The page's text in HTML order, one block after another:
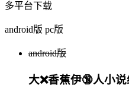
多平台下载
android版 pc版
android版
大❌香蕉伊🔞人小